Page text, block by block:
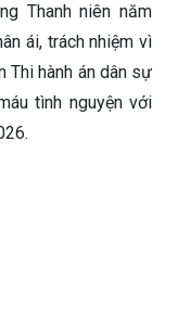
Thanh niên năm
ái, trách nhiệm vì
Thi hành án dân sự
tình nguyện với